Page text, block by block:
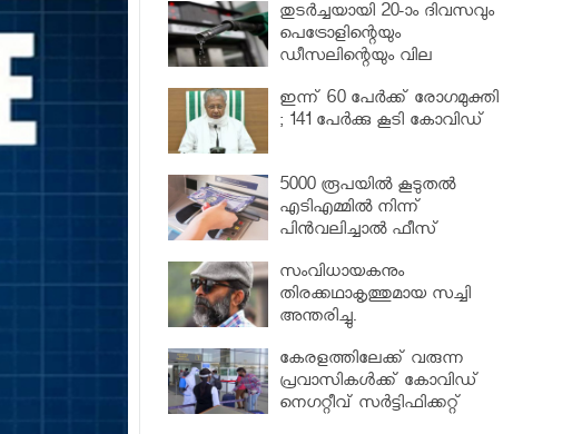
തുടർച്ചയായി 20-ാം ദിവസവും
പെട്രോളിന്റെയും
ഡീസലിന്റെയും വില
ഇന്ന് 60 പേർക്ക് രോഗമുക്തി
; 141 പേര്‍ക്കു കൂടി കോവിഡ്
5000 രൂപയിൽ കൂടുതൽ
എടിഎമ്മിൽ നിന്ന്
പിൻവലിച്ചാൽ ഫീസ്
സംവിധായകനും
തിരക്കഥാകൃത്തുമായ സച്ചി
അന്തരിച്ചു.
കേരളത്തിലേക്ക് വരുന്ന
പ്രവാസികള്‍ക്ക് കോവിഡ്
നെഗറ്റീവ് സര്‍ട്ടിഫിക്കറ്റ്